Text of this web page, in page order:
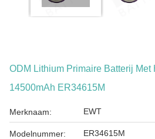
ODM Lithium Primaire Batterij
14500mAh ER34615M
Merknaam: EWT
Modelnummer: ER34615M